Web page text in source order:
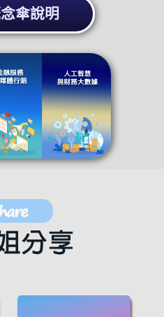
傘說明